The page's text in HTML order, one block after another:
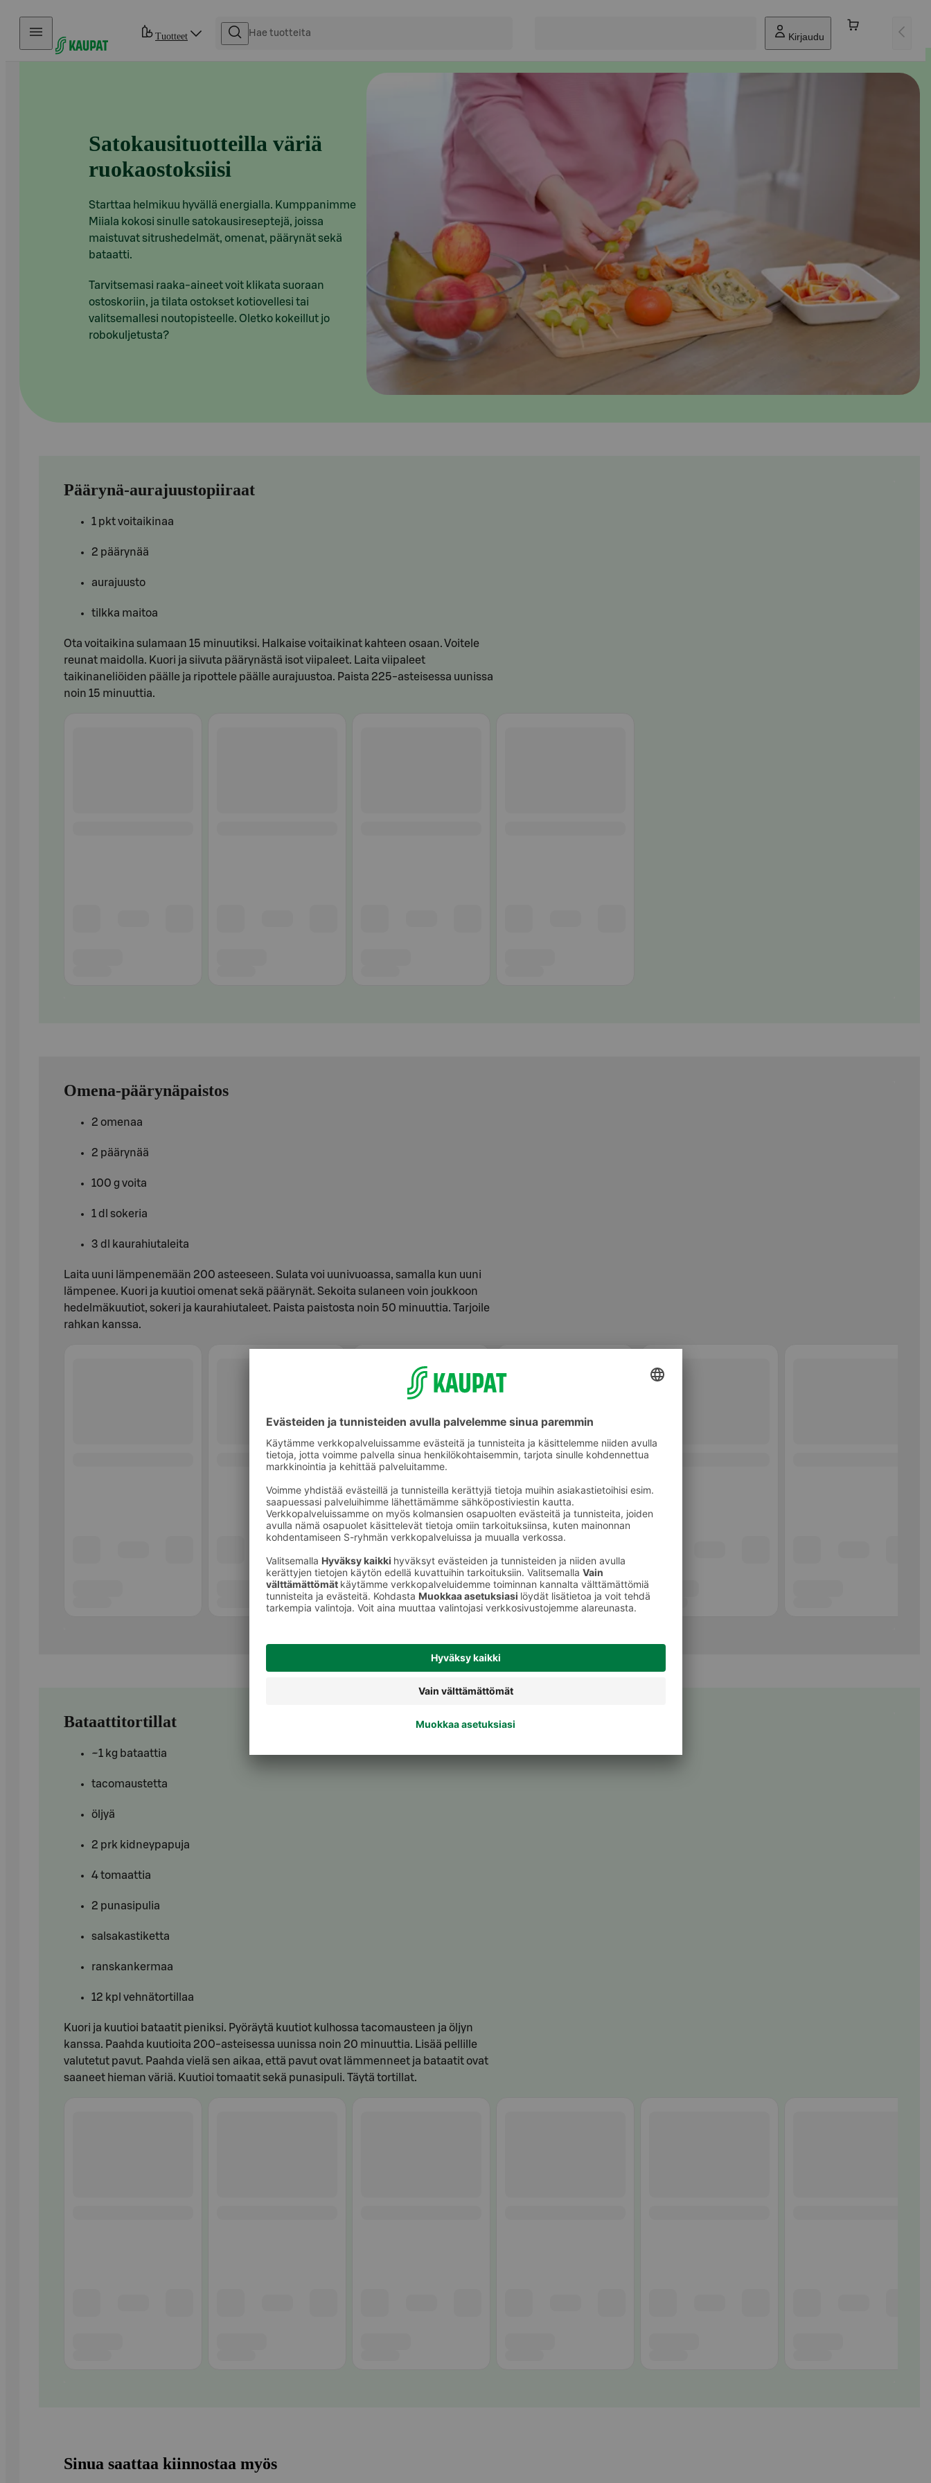
Hyppää sisältöön
Tuotteet Kirjaudu
Satokausituotteilla väriä
ruokaostoksiisi
Starttaa helmikuu hyvällä energialla. Kumppanimme
Miiala kokosi sinulle satokausireseptejä, joissa
maistuvat sitrushedelmät, omenat, päärynät sekä
bataatti.
Tarvitsemasi raaka-aineet voit klikata suoraan
ostoskoriin, ja tilata ostokset kotiovellesi tai
valitsemallesi noutopisteelle. Oletko kokeillut jo
robokuljetusta?
Päärynä-aurajuustopiiraat
1 pkt voitaikinaa
2 päärynää
aurajuusto
tilkka maitoa
Ota voitaikina sulamaan 15 minuutiksi. Halkaise voitaikinat kahteen osaan. Voitele
reunat maidolla. Kuori ja siivuta päärynästä isot viipaleet. Laita viipaleet
taikinaneliöiden päälle ja ripottele päälle aurajuustoa. Paista 225-asteisessa uunissa
noin 15 minuuttia.
Omena-päärynäpaistos
2 omenaa
2 päärynää
100 g voita
1 dl sokeria
3 dl kaurahiutaleita
Laita uuni lämpenemään 200 asteeseen. Sulata voi uunivuoassa, samalla kun uuni
lämpenee. Kuori ja kuutioi omenat sekä päärynät. Sekoita sulaneen voin joukkoon
hedelmäkuutiot, sokeri ja kaurahiutaleet. Paista paistosta noin 50 minuuttia. Tarjoile
rahkan kanssa.
Bataattitortillat
~1 kg bataattia
tacomaustetta
öljyä
2 prk kidneypapuja
4 tomaattia
2 punasipulia
salsakastiketta
ranskankermaa
12 kpl vehnätortillaa
Kuori ja kuutioi bataatit pieniksi. Pyöräytä kuutiot kulhossa tacomausteen ja öljyn
kanssa. Paahda kuutioita 200-asteisessa uunissa noin 20 minuuttia. Lisää pellille
valutetut pavut. Paahda vielä sen aikaa, että pavut ovat lämmenneet ja bataatit ovat
saaneet hieman väriä. Kuutioi tomaatit sekä punasipuli. Täytä tortillat.
Sinua saattaa kiinnostaa myös